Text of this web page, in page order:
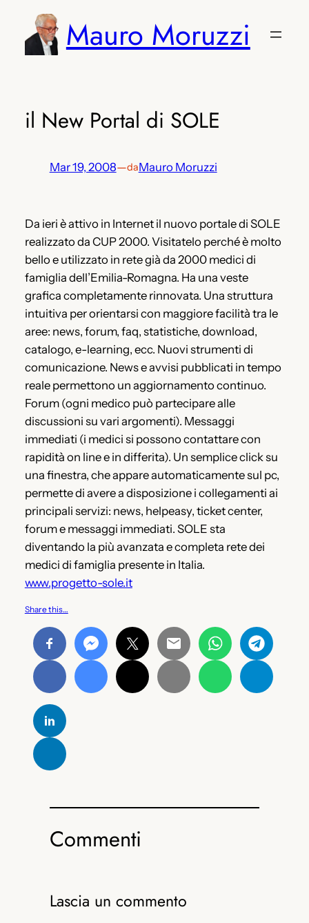
contenuto
Mauro Moruzzi
il New Portal di SOLE
Mar 19, 2008—daMauro Moruzzi
Da ieri è attivo in Internet il nuovo portale di SOLE
realizzato da CUP 2000. Visitatelo perché è molto
bello e utilizzato in rete già da 2000 medici di
famiglia dell’Emilia-Romagna. Ha una veste
grafica completamente rinnovata. Una struttura
intuitiva per orientarsi con maggiore facilità tra le
aree: news, forum, faq, statistiche, download,
catalogo, e-learning, ecc. Nuovi strumenti di
comunicazione. News e avvisi pubblicati in tempo
reale permettono un aggiornamento continuo.
Forum (ogni medico può partecipare alle
discussioni su vari argomenti). Messaggi
immediati (i medici si possono contattare con
rapidità on line e in differita). Un semplice click su
una finestra, che appare automaticamente sul pc,
permette di avere a disposizione i collegamenti ai
principali servizi: news, helpeasy, ticket center,
forum e messaggi immediati. SOLE sta
diventando la più avanzata e completa rete dei
medici di famiglia presente in Italia.
www.progetto-sole.it
Share this…
Commenti
Lascia un commento